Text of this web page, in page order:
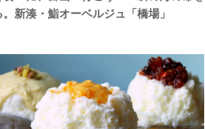
。新湊・鮨オーベルジュ「橋場」